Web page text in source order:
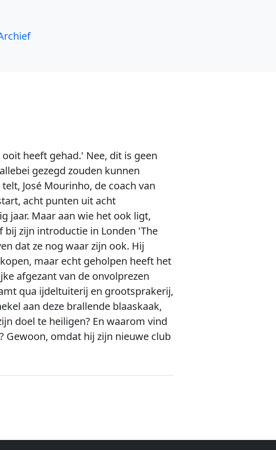
heeft gehad.' Nee, dit is geen
gezegd zouden kunnen
José Mourinho, de coach van
acht punten uit acht
jaar. Maar aan wie het ook ligt,
bij zijn introductie in Londen 'The
dat ze nog waar zijn ook. Hij
maar echt geholpen heeft het
afgezant van de onvolprezen
qua ijdeltuiterij en grootsprakerij,
aan deze brallende blaaskaak,
doel te heiligen? En waarom vind
Gewoon, omdat hij zijn nieuwe club